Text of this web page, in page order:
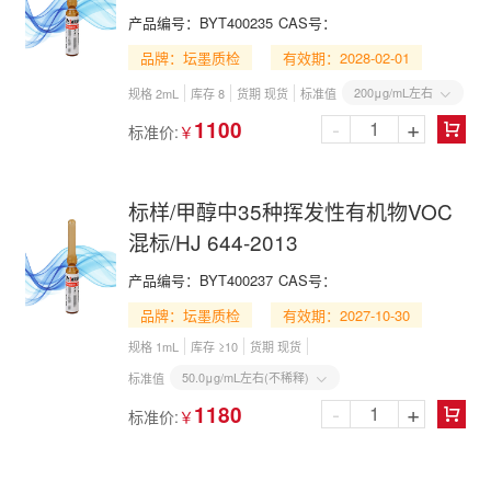
产品编号： BYT400235 CAS号：
品牌：坛墨质检
有效期：2028-02-01
规格 2mL 库存 8 货期 现货 标准值 200μg/mL左右 
标准价: ￥ 1100 
- +
标样/甲醇中35种挥发性有机物VOC
混标/HJ 644-2013
产品编号： BYT400237 CAS号：
品牌：坛墨质检
有效期：2027-10-30
规格 1mL 库存 ≥10
货期 现货
标准值
50.0μg/mL左右(不稀释) 
标准价: ￥ 1180 
- +